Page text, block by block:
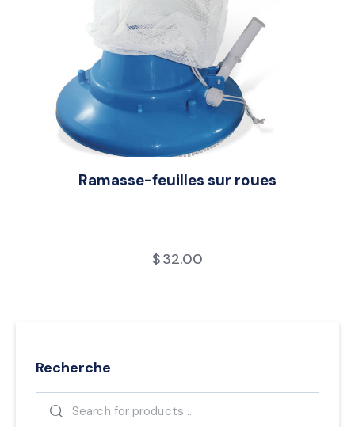
Ramasse-feuilles sur roues
$32.00
Recherche